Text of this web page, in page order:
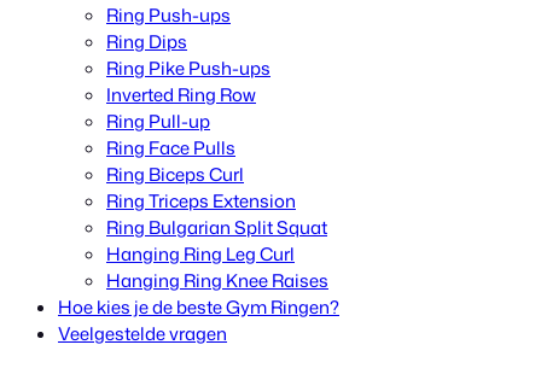
Ring Push-ups
Ring Dips
Ring Pike Push-ups
Inverted Ring Row
Ring Pull-up
Ring Face Pulls
Ring Biceps Curl
Ring Triceps Extension
Ring Bulgarian Split Squat
Hanging Ring Leg Curl
Hanging Ring Knee Raises
Hoe kies je de beste Gym Ringen?
Veelgestelde vragen